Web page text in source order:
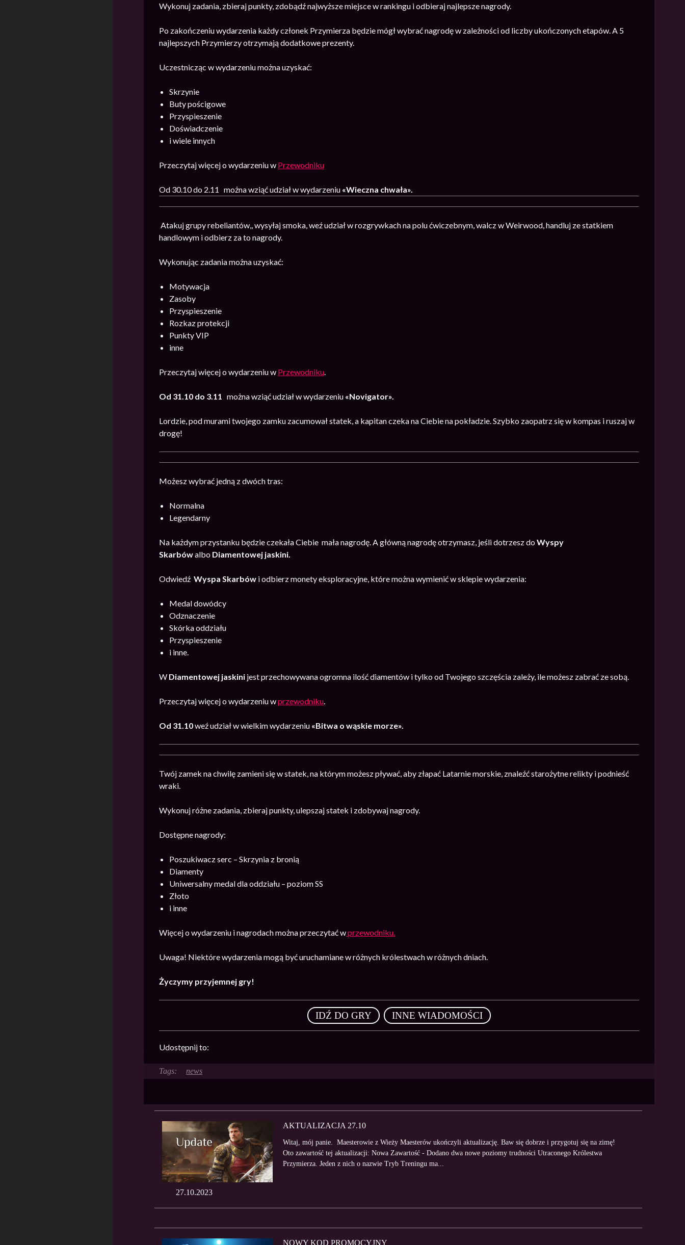
Wykonuj zadania, zbieraj punkty, zdobądź najwyższe miejsce w rankingu i odbieraj najlepsze nagrody.
Po zakończeniu wydarzenia każdy członek Przymierza będzie mógł wybrać nagrodę w zależności od liczby ukończonych etapów. A 5
najlepszych Przymierzy otrzymają dodatkowe prezenty.
Uczestnicząc w wydarzeniu można uzyskać:
Skrzynie
Buty pościgowe
Przyspieszenie
Doświadczenie
i wiele innych
Przeczytaj więcej o wydarzeniu w Przewodniku
Od 30.10 do 2.11 można wziąć udział w wydarzeniu «Wieczna chwała».
Atakuj grupy rebeliantów,, wysyłaj smoka, weź udział w rozgrywkach na polu ćwiczebnym, walcz w Weirwood, handluj ze statkiem
handlowym i odbierz za to nagrody.
Wykonując zadania można uzyskać:
Motywacja
Zasoby
Przyspieszenie
Rozkaz protekcji
Punkty VIP
inne
Przeczytaj więcej o wydarzeniu w Przewodniku
Od 31.10 do 3.11 można wziąć udział w wydarzeniu «Novigator».
Lordzie, pod murami twojego zamku zacumował statek, a kapitan czeka na Ciebie na pokładzie. Szybko zaopatrz się w kompas i ruszaj w
drogę!
Możesz wybrać jedną z dwóch tras:
Normalna
Legendarny
Na każdym przystanku będzie czekała Ciebie mała nagrodę. A główną nagrodę otrzymasz, jeśli dotrzesz doWyspy
Skarbówalbo Diamentowej jaskini.
Odwiedź Wyspa Skarbów i odbierz monety eksploracyjne, które można wymienić w sklepie wydarzenia:
Medal dowódcy
Odznaczenie
Skórka oddziału
Przyspieszenie
i inne.
W Diamentowej jaskini jest przechowywana ogromna ilość diamentów i tylko od Twojego szczęścia zależy, ile możesz zabrać ze sobą.
Przeczytaj więcej o wydarzeniu wprzewodniku
Od 31.10weź udział w wielkim wydarzeniu «Bitwa o wąskie morze».
Twój zamek na chwilę zamieni się w statek, na którym możesz pływać, aby złapać Latarnie morskie, znaleźć starożytne relikty i podnieść
wraki.
Wykonuj różne zadania, zbieraj punkty, ulepszaj statek i zdobywaj nagrody.
Dostępne nagrody:
Poszukiwacz serc – Skrzynia z bronią
Diamenty
Uniwersalny medal dla oddziału – poziom SS
Złoto
i inne
Więcej o wydarzeniu i nagrodach można przeczytać wprzewodniku.
Uwaga! Niektóre wydarzenia mogą być uruchamiane w różnych królestwach w różnych dniach.
Życzymy przyjemnej gry!
IDŹ DO GRY INNE WIADOMOŚCI
Udostępnij to:
news
27.10.2023
AKTUALIZACJA 27.10
Witaj, mój panie. Maesterowie z Wieży Maesterów ukończyli aktualizację. Baw się dobrze i przygotuj się na zimę!
Oto zawartość tej aktualizacji: Nowa Zawartość - Dodano dwa nowe poziomy trudności Utraconego Królestwa
Przymierza. Jeden z nich o nazwie Tryb Treningu ma...
NOWY KOD PROMOCYJNY